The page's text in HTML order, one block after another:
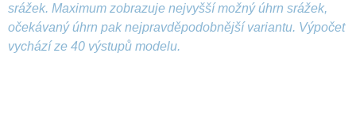
srážek. Maximum zobrazuje nejvyšší možný úhrn srážek,
očekávaný úhrn pak nejpravděpodobnější variantu. Výpočet
vychází ze 40 výstupů modelu.